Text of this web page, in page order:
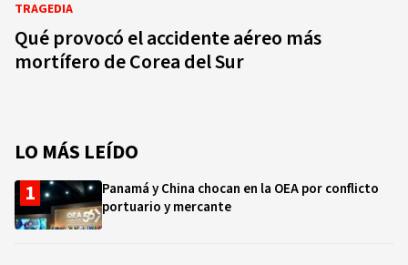
TRAGEDIA
Qué provocó el accidente aéreo más
mortífero de Corea del Sur
LO MÁS LEÍDO
Panamá y China chocan en la OEA por conflicto
portuario y mercante